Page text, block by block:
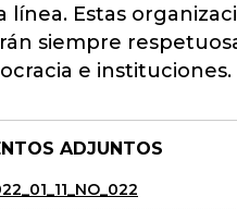
línea. Estas
siempre
e instituciones.
ADJUNTOS